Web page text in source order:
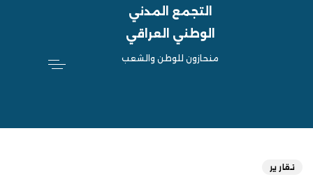
التجمع المدني
الوطني العراقي
منحازون للوطن والشعب
تقارير